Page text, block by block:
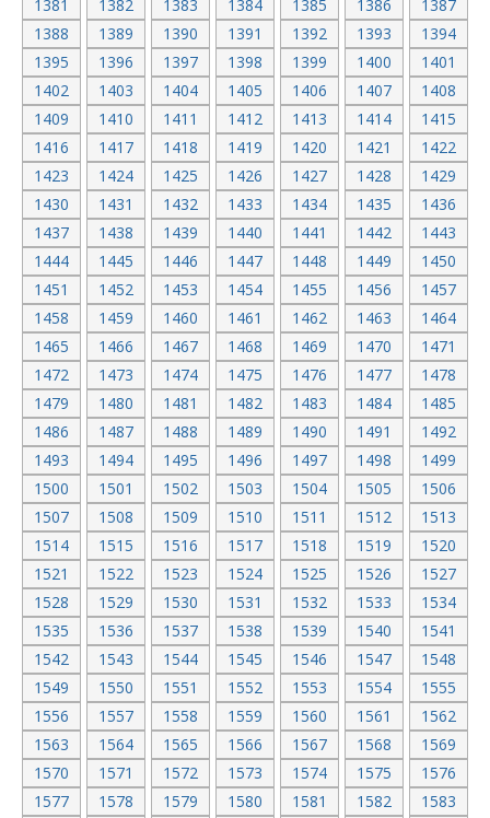
1381 1382 1383 1384 1385 1386
1387
1388
1389 1390 1391 1392 1393
1394
1395
1396 1397 1398 1399 1400
1401
1402
1403 1404 1405 1406 1407
1408
1409
1410 1411 1412 1413 1414
1415
1416
1417 1418 1419 1420 1421
1422
1423
1424 1425 1426 1427 1428
1429
1430
1431 1432 1433 1434 1435
1436
1437
1438 1439 1440 1441 1442
1443
1444
1445 1446 1447 1448 1449
1450
1451
1452 1453 1454 1455 1456
1457
1458
1459 1460 1461 1462 1463
1464
1465
1466 1467 1468 1469 1470
1471
1472
1473 1474 1475 1476 1477
1478
1479
1480 1481 1482 1483 1484
1485
1486
1487 1488 1489 1490 1491
1492
1493
1494 1495 1496 1497 1498
1499
1500
1501 1502 1503 1504 1505
1506
1507
1508 1509 1510 1511 1512
1513
1514
1515 1516 1517 1518 1519
1520
1521
1522 1523 1524 1525 1526
1527
1528
1529 1530 1531 1532 1533
1534
1535
1536 1537 1538 1539 1540
1541
1542
1543 1544 1545 1546 1547
1548
1549
1550 1551 1552 1553 1554
1555
1556
1557 1558 1559 1560 1561
1562
1563
1564 1565 1566 1567 1568
1569
1570
1571 1572 1573 1574 1575
1576
1577
1578 1579 1580 1581 1582
1583